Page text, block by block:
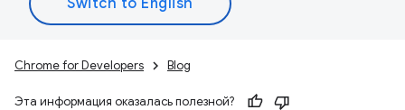
Chrome for Developers Blog
Эта информация оказалась полезной?